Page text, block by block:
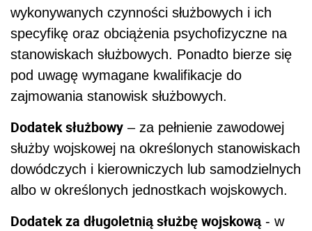
wykonywanych czynności służbowych i ich
specyfikę oraz obciążenia psychofizyczne na
stanowiskach służbowych. Ponadto bierze się
pod uwagę wymagane kwalifikacje do
zajmowania stanowisk służbowych.
Dodatek służbowy – za pełnienie zawodowej
służby wojskowej na określonych stanowiskach
dowódczych i kierowniczych lub samodzielnych
albo w określonych jednostkach wojskowych.
Dodatek za długoletnią służbę wojskową- w